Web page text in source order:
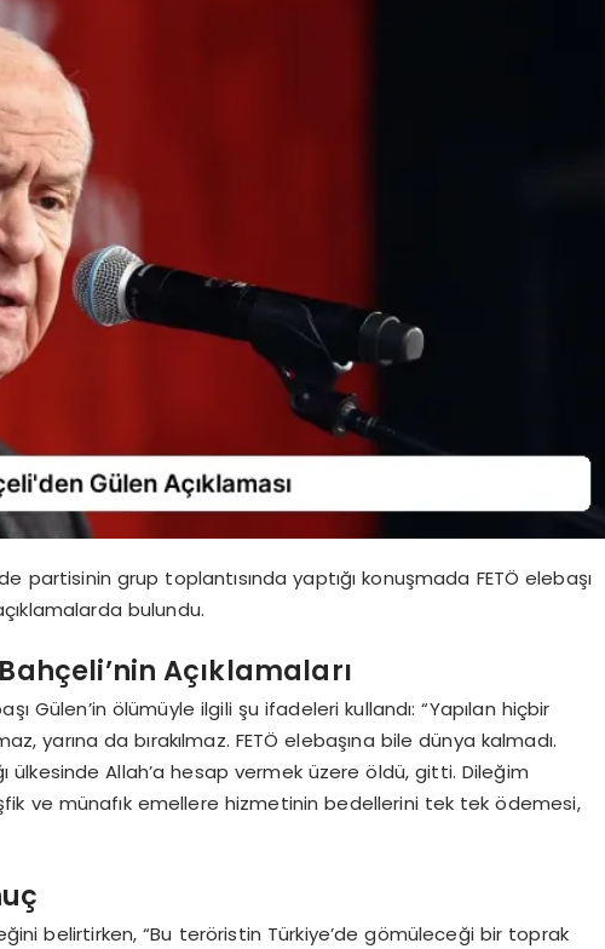
partisinin grup toplantısında yaptığı konuşmada FETÖ elebaşı
bulundu.
Açıklamaları
Gülen’in ölümüyle ilgili şu ifadeleri kullandı: “Yapılan hiçbir
yarına da bırakılmaz. FETÖ elebaşına bile dünya kalmadı.
ülkesinde Allah’a hesap vermek üzere öldü, gitti. Dileğim
ve münafık emellere hizmetinin bedellerini tek tek ödemesi,
belirtirken, “Bu teröristin Türkiye’de gömüleceği bir toprak